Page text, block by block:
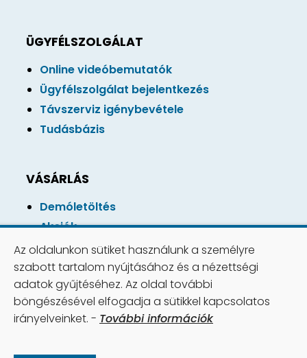
Az oldalunkon sütiket használunk a személyre
szabott tartalom nyújtásához és a nézettségi
adatok gyűjtéséhez. Az oldal további
böngészésével elfogadja a sütikkel kapcsolatos
irányelveinket. - További információk
ÜGYFÉLSZOLGÁLAT
Online videóbemutatók
Ügyfélszolgálat bejelentkezés
Távszerviz igénybevétele
Tudásbázis
VÁSÁRLÁS
Demóletöltés
Akciók
Online vásárlás
Vásárlási feltétlek
Copyright © 2026 Számviteli Rendszer Kft. |